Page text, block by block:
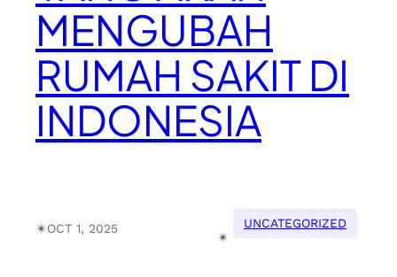
MENGUBAH
RUMAH SAKIT DI
INDONESIA
✴︎OCT 1, 2025
✴︎
UNCATEGORIZED